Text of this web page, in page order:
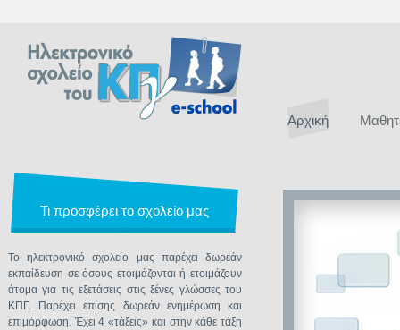
Αρχική
Τι προσφέρει το σχολείο μας
Το ηλεκτρονικό σχολείο μας παρέχει δωρεάν
εκπαίδευση σε όσους ετοιμάζονται ή ετοιμάζουν
άτομα για τις εξετάσεις στις ξένες γλώσσες του
ΚΠΓ. Παρέχει επίσης δωρεάν ενημέρωση και
επιμόρφωση. Έχει 4 «τάξεις» και στην κάθε τάξη